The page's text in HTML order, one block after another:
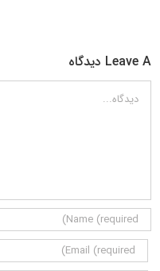
Leave A دیدگاه
دیدگاه